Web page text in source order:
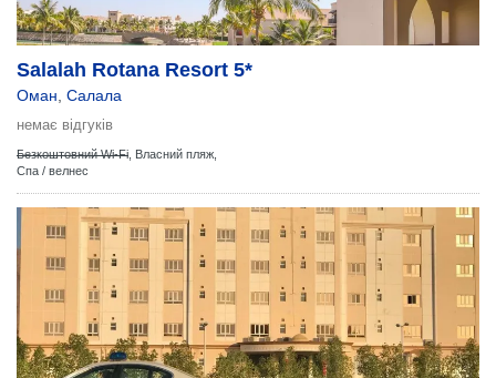
Salalah Rotana Resort 5*
Оман Салала
немає відгуків
Безкоштовний Wi-Fi Власний пляж,
Спа / велнес